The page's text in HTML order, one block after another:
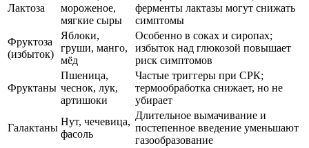
Лактоза
мороженое,
мягкие сыры
ферменты лактазы могут снижать
симптомы
Фруктоза
(избыток)
Яблоки,
груши, манго,
мёд
Особенно в соках и сиропах;
избыток над глюкозой повышает
риск симптомов
Фруктаны
Пшеница,
чеснок, лук,
артишоки
Частые триггеры при СРК;
термообработка снижает, но не
убирает
Галактаны
Нут, чечевица,
фасоль
Длительное вымачивание и
постепенное введение уменьшают
газообразование